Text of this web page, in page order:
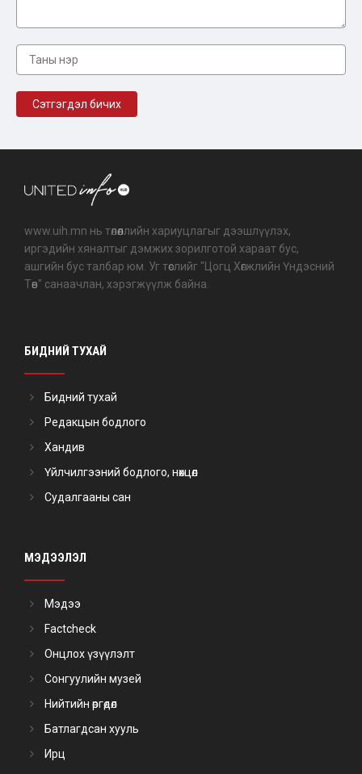
www.uih.mn нь төлөөллийн хариуцлагыг дээшлүүлэх,
иргэдийн хяналтыг дэмжих зорилготой хараат бус,
ашгийн бус талбар юм. Уг төслийг "Цогц Хөгжлийн Үндэсний
Төв" санаачлан, хэрэгжүүлж байна.
БИДНИЙ ТУХАЙ
Бидний тухай
Редакцын бодлого
Хандив
Үйлчилгээний бодлого, нөхцөл
Судалгааны сан
МЭДЭЭЛЭЛ
Мэдээ
Factcheck
Онцлох үзүүлэлт
Сонгуулийн музей
Нийтийн өргөдөл
Батлагдсан хууль
Ирц